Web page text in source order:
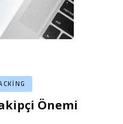
Önemi